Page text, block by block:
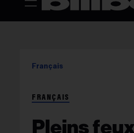
Français
FRANÇAIS
Pleins